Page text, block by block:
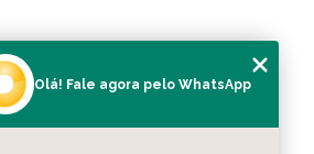
Olá! Fale agora pelo WhatsApp